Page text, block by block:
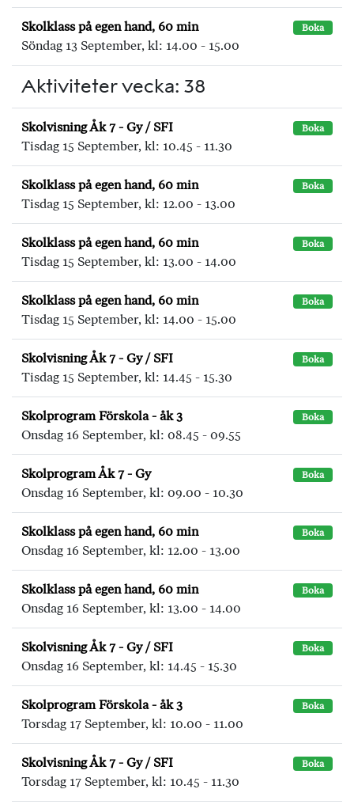
Skolklass på egen hand, 60 min Boka
Söndag 13 September, kl: 14.00 - 15.00
Aktiviteter vecka: 38
Skolvisning Åk 7 - Gy / SFI Boka
Tisdag 15 September, kl: 10.45 - 11.30
Skolklass på egen hand, 60 min Boka
Tisdag 15 September, kl: 12.00 - 13.00
Skolklass på egen hand, 60 min Boka
Tisdag 15 September, kl: 13.00 - 14.00
Skolklass på egen hand, 60 min Boka
Tisdag 15 September, kl: 14.00 - 15.00
Skolvisning Åk 7 - Gy / SFI Boka
Tisdag 15 September, kl: 14.45 - 15.30
Skolprogram Förskola - åk 3 Boka
Onsdag 16 September, kl: 08.45 - 09.55
Skolprogram Åk 7 - Gy Boka
Onsdag 16 September, kl: 09.00 - 10.30
Skolklass på egen hand, 60 min Boka
Onsdag 16 September, kl: 12.00 - 13.00
Skolklass på egen hand, 60 min Boka
Onsdag 16 September, kl: 13.00 - 14.00
Skolvisning Åk 7 - Gy / SFI Boka
Onsdag 16 September, kl: 14.45 - 15.30
Skolprogram Förskola - åk 3 Boka
Torsdag 17 September, kl: 10.00 - 11.00
Skolvisning Åk 7 - Gy / SFI Boka
Torsdag 17 September, kl: 10.45 - 11.30